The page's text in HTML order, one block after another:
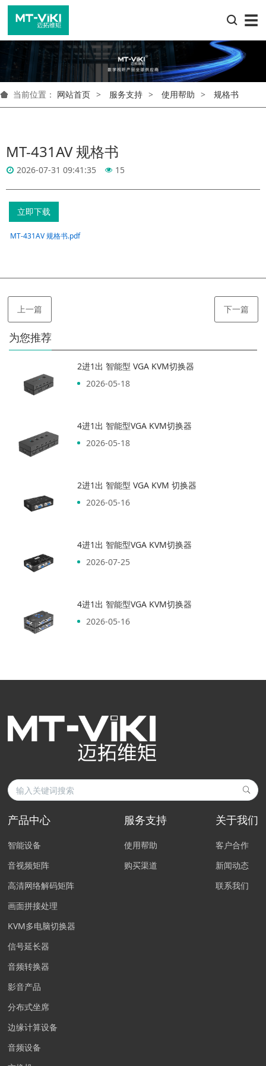
☰
当前位置： 网站首页 服务支持 使用帮助 规格书
MT-431AV 规格书
2026-07-31 09:41:35 15
立即下载
MT-431AV 规格书.pdf
上一篇 下一篇
为您推荐
2进1出 智能型 VGA KVM切换器
2026-05-18
4进1出 智能型VGA KVM切换器
2026-05-18
2进1出 智能型 VGA KVM 切换器
2026-05-16
4进1出 智能型VGA KVM切换器
2026-07-25
4进1出 智能型VGA KVM切换器
2026-05-16
产品中心
智能设备
音视频矩阵
高清网络解码矩阵
画面拼接处理
KVM多电脑切换器
信号延长器
音频转换器
影音产品
分布式坐席
边缘计算设备
音频设备
服务支持
使用帮助
购买渠道
关于我们
客户合作
新闻动态
联系我们